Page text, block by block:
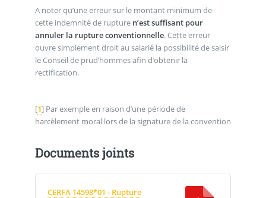
A noter qu’une erreur sur le montant minimum de
cette indemnité de rupture n’est suffisant pour
annuler la rupture conventionnelle. Cette erreur
ouvre simplement droit au salarié la possibilité de saisir
le Conseil de prud’hommes afin d’obtenir la
rectification.
[1] Par exemple en raison d’une période de
harcèlement moral lors de la signature de la convention
Documents joints
CERFA 14598*01 - Rupture